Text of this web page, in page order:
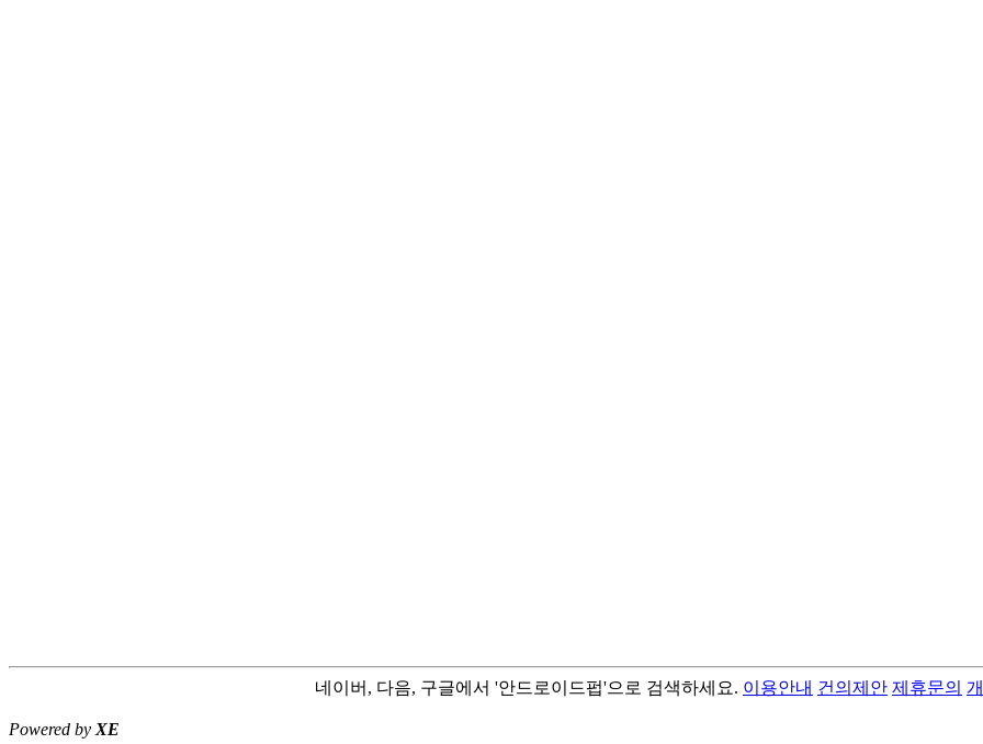
네이버, 다음, 구글에서 '안드로이드펍'으로 검색하세요. 이용안내 건의제안 제휴문의
Powered by XE